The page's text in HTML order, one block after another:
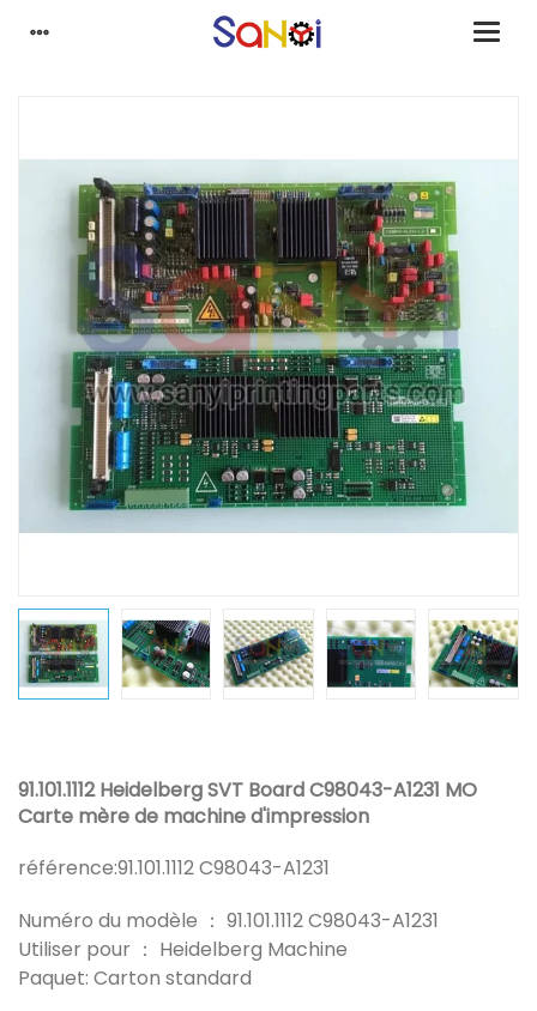
91.101.1112 Heidelberg SVT Board C98043-A1231 MO
Carte mère de machine d'impression
référence:91.101.1112 C98043-A1231
Numéro du modèle ： 91.101.1112 C98043-A1231
Utiliser pour ： Heidelberg Machine
Paquet: Carton standard